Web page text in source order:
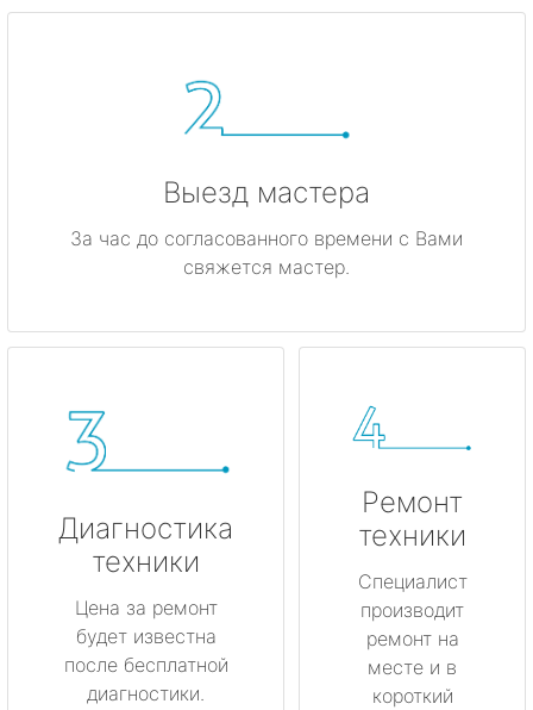
Выезд мастера
За час до согласованного времени с Вами
свяжется мастер.
Диагностика
техники
Цена за ремонт
будет известна
после бесплатной
диагностики.
Ремонт
техники
Специалист
производит
ремонт на
месте и в
короткий